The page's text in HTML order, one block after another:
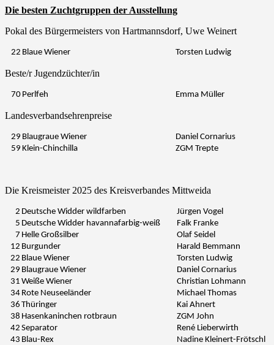
Die besten Zuchtgruppen der Ausstellung
Pokal des Bürgermeisters von Hartmannsdorf, Uwe Weinert
22 Blaue Wiener Torsten Ludwig
Beste/r Jugendzüchter/in
70 Perlfeh Emma Müller
Landesverbandsehrenpreise
29 Blaugraue Wiener
Daniel Cornarius
59 Klein-Chinchilla ZGM Trepte
Die Kreismeister 2025 des Kreisverbandes Mittweida
2 Deutsche Widder wildfarben
Jürgen Vogel
5 Deutsche Widder havannafarbig-weiß
Falk Franke
7 Helle Großsilber
Olaf Seidel
12 Burgunder
Harald Bemmann
22 Blaue Wiener
Torsten Ludwig
29 Blaugraue Wiener
Daniel Cornarius
31 Weiße Wiener
Christian Lohmann
34 Rote Neuseeländer
Michael Thomas
36 Thüringer
Kai Ahnert
38 Hasenkaninchen rotbraun
ZGM John
42 Separator
René Lieberwirth
43 Blau-Rex
Nadine Kleinert-Frötschl